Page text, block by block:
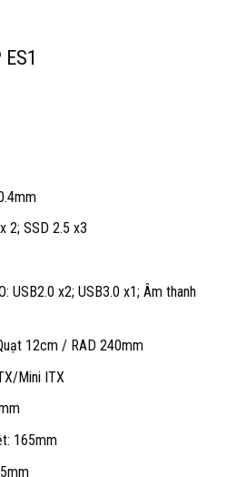
2; SSD 2.5 x3
USB2.0 x2; USB3.0 x1; Âm thanh
12cm / RAD 240mm
Mini ITX
165mm